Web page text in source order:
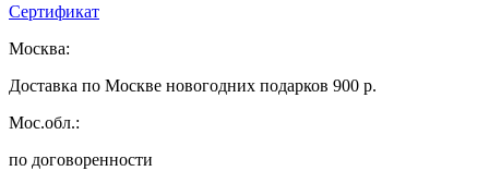
Сертификат
Москва:
Доставка по Москве новогодних подарков 900 р.
Мос.обл.:
по договоренности